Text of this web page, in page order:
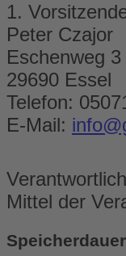
1.
Peter Czajor
Eschenweg 3
29690 Essel
Telefon:
E-Mail:
Mittel der
Speicherdauer